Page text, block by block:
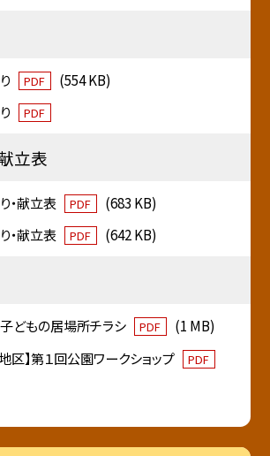
PDF
(554 KB)
PDF
立表
・献立表 PDF
(683 KB)
・献立表
PDF (642 KB)
子どもの居場所チラシ PDF
(1 MB)
区】第１回公園ワークショップ
PDF